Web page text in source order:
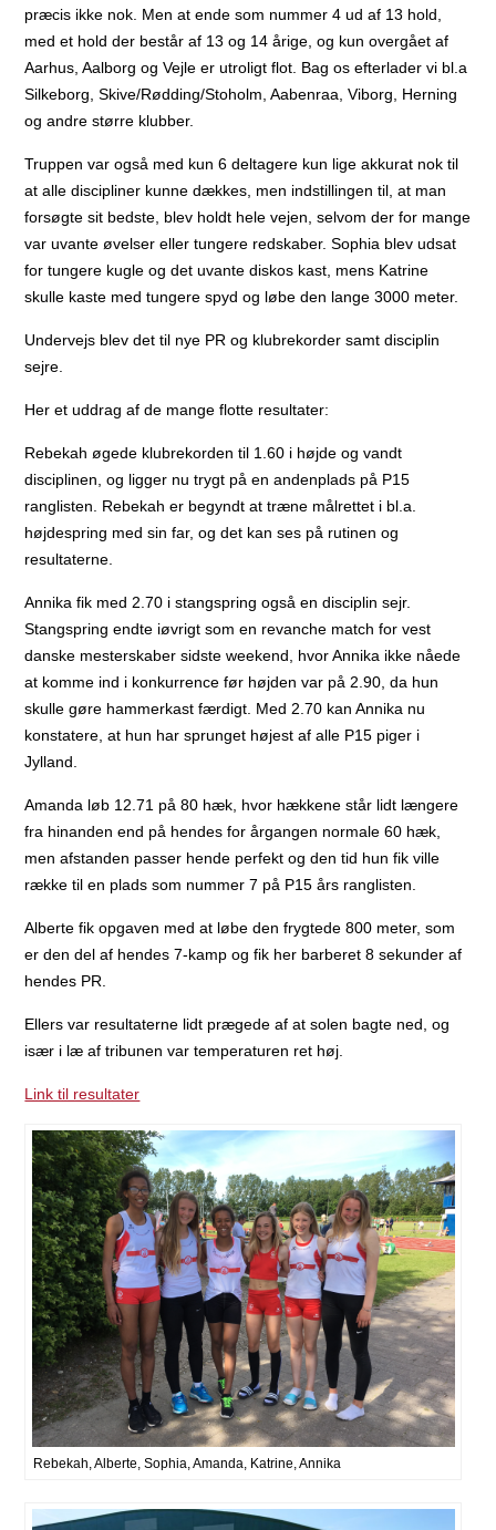
præcis ikke nok. Men at ende som nummer 4 ud af 13 hold,
med et hold der består af 13 og 14 årige, og kun overgået af
Aarhus, Aalborg og Vejle er utroligt flot. Bag os efterlader vi bl.a
Silkeborg, Skive/Rødding/Stoholm, Aabenraa, Viborg, Herning
og andre større klubber.
Truppen var også med kun 6 deltagere kun lige akkurat nok til
at alle discipliner kunne dækkes, men indstillingen til, at man
forsøgte sit bedste, blev holdt hele vejen, selvom der for mange
var uvante øvelser eller tungere redskaber. Sophia blev udsat
for tungere kugle og det uvante diskos kast, mens Katrine
skulle kaste med tungere spyd og løbe den lange 3000 meter.
Undervejs blev det til nye PR og klubrekorder samt disciplin
sejre.
Her et uddrag af de mange flotte resultater:
Rebekah øgede klubrekorden til 1.60 i højde og vandt
disciplinen, og ligger nu trygt på en andenplads på P15
ranglisten. Rebekah er begyndt at træne målrettet i bl.a.
højdespring med sin far, og det kan ses på rutinen og
resultaterne.
Annika fik med 2.70 i stangspring også en disciplin sejr.
Stangspring endte iøvrigt som en revanche match for vest
danske mesterskaber sidste weekend, hvor Annika ikke nåede
at komme ind i konkurrence før højden var på 2.90, da hun
skulle gøre hammerkast færdigt. Med 2.70 kan Annika nu
konstatere, at hun har sprunget højest af alle P15 piger i
Jylland.
Amanda løb 12.71 på 80 hæk, hvor hækkene står lidt længere
fra hinanden end på hendes for årgangen normale 60 hæk,
men afstanden passer hende perfekt og den tid hun fik ville
række til en plads som nummer 7 på P15 års ranglisten.
Alberte fik opgaven med at løbe den frygtede 800 meter, som
er den del af hendes 7-kamp og fik her barberet 8 sekunder af
hendes PR.
Ellers var resultaterne lidt prægede af at solen bagte ned, og
især i læ af tribunen var temperaturen ret høj.
Link til resultater
Rebekah, Alberte, Sophia, Amanda, Katrine, Annika